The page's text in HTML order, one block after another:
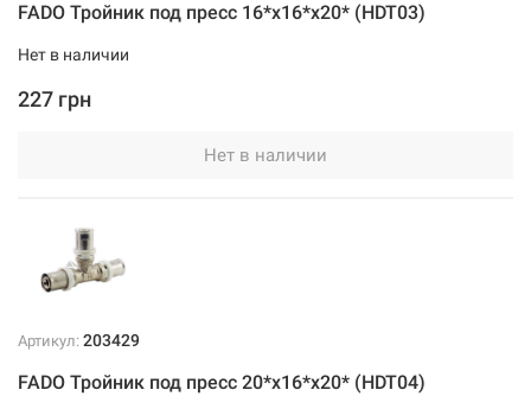
FADO Тройник под пресс 16*х16*x20* (HDT03)
Нет в наличии
227 грн
Нет в наличии
Артикул: 203429
FADO Тройник под пресс 20*х16*x20* (HDT04)